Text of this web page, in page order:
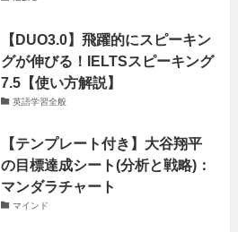
【DUO3.0】飛躍的にスピーキン
グが伸びる！IELTSスピーキング
7.5【使い方解説】
英語学習全般
【テンプレート付き】大谷翔平
の目標達成シート(分析と戦略)：
マンダラチャート
マインド